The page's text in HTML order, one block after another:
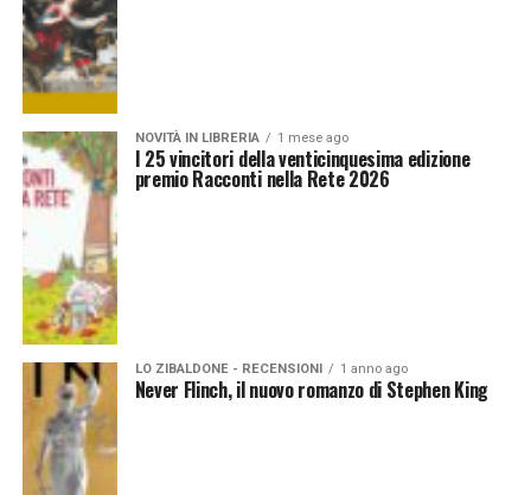
NOVITÀ IN LIBRERIA 1 mese ago
I 25 vincitori della venticinquesima edizione
premio Racconti nella Rete 2026
LO ZIBALDONE - RECENSIONI 1 anno ago
Never Flinch, il nuovo romanzo di Stephen King